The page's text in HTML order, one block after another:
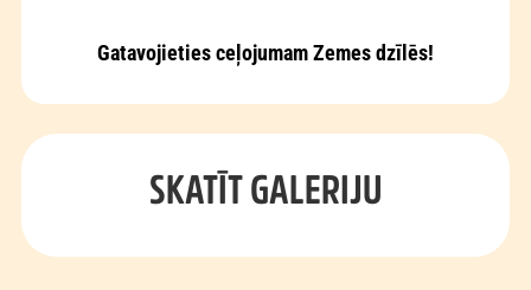
Gatavojieties ceļojumam Zemes dzīlēs!
SKATĪT GALERIJU